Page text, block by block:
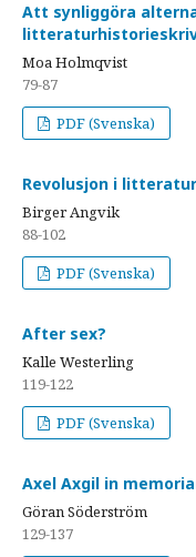
Att synliggöra
Moa Holmqvist
79-87
PDF (Svenska)
Revolusjon i
Birger Angvik
88-102
PDF (Svenska)
After sex?
Kalle Westerling
119-122
PDF (Svenska)
Axel Axgil in
Göran Söderström
129-137